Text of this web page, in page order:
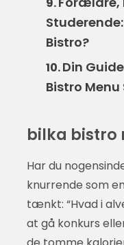
Bistro?
10.Din
Bistro Menu
bilka bistro
Har du
knurrende som
tænkt: “Hvad i
at gå konkurs